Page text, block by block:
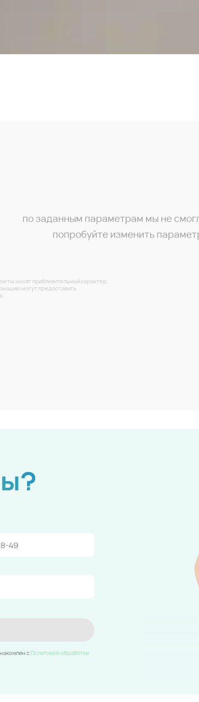
по заданным параметрам мы не
попробуйте изменить
носят приблизительный характер.
могут предоставить
c Политикой обработки